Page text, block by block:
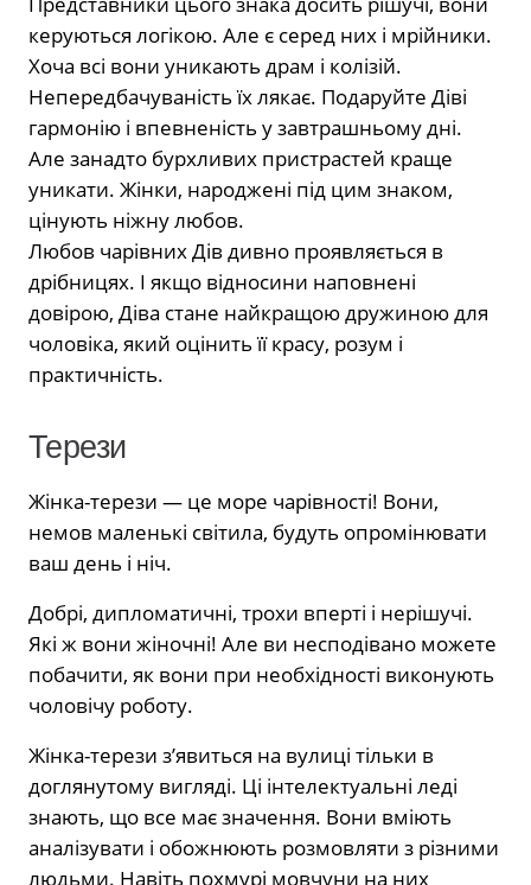
керуються логікою. Але є серед них і мрійники.
Хоча всі вони уникають драм і колізій.
Непередбачуваність їх лякає. Подаруйте Діві
гармонію і впевненість у завтрашньому дні.
Але занадто бурхливих пристрастей краще
уникати. Жінки, народжені під цим знаком,
цінують ніжну любов.
Любов чарівних Дів дивно проявляється в
дрібницях. І якщо відносини наповнені
довірою, Діва стане найкращою дружиною для
чоловіка, який оцінить її красу, розум і
практичність.
Терези
Жінка-терези — це море чарівності! Вони,
немов маленькі світила, будуть опромінювати
ваш день і ніч.
Добрі, дипломатичні, трохи вперті і нерішучі.
Які ж вони жіночні! Але ви несподівано можете
побачити, як вони при необхідності виконують
чоловічу роботу.
Жінка-терези з’явиться на вулиці тільки в
доглянутому вигляді. Ці інтелектуальні леді
знають, що все має значення. Вони вміють
аналізувати і обожнюють розмовляти з різними
людьми. Навіть похмурі мовчуни на них